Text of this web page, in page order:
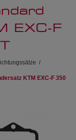
EXC-F
/
KTM EXC-F 350